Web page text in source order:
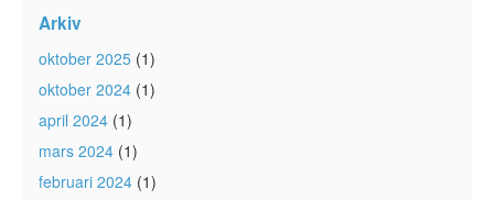
Arkiv
oktober 2025 (1)
oktober 2024 (1)
april 2024 (1)
mars 2024 (1)
februari 2024 (1)